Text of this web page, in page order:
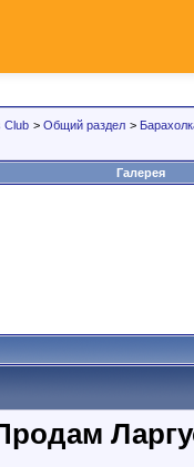
Club > Общий раздел >
Галерея